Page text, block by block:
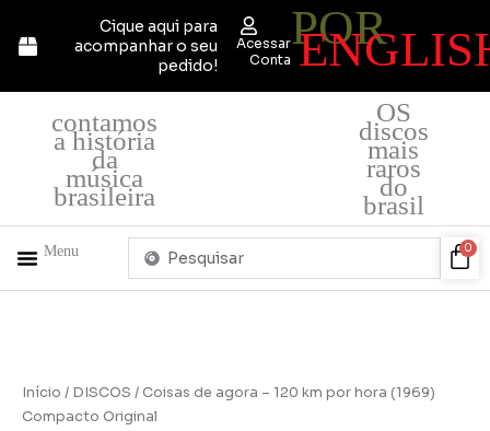
para
Cique aqui para
acompanhar o seu
pedido!
Acessar
Conta
POR
contamos
a história
da
música
brasileira
OS
discos
mais
raros
do
brasil
Menu
Pesquisar
0
Início / DISCOS / Coisas de agora – 120 km por hora (1969)
Compacto Original
agora
-